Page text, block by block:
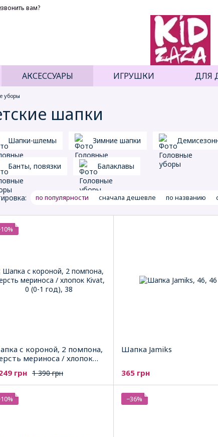
вам?
АКСЕССУАРЫ ИГРУШКИ ДЛЯ
уборы
шапки
Шапки-шлемы Зимние шапки
Банты, повязки Балаклавы
по популярности сначала дешевле по названию
с короной, 2 помпона,
мериноса / хлопок
1 390 грн
грн
Шапка Jamiks
365 грн
−36%